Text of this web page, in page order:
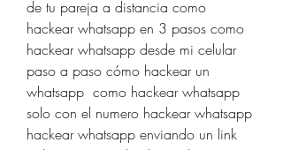
de tu pareja a distancia como
hackear whatsapp en 3 pasos como
hackear whatsapp desde mi celular
paso a paso cómo hackear un
whatsapp  como hackear whatsapp
solo con el numero hackear whatsapp
hackear whatsapp enviando un link